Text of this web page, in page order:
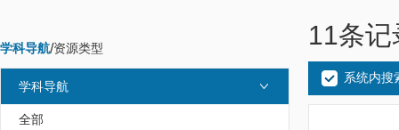
学科导航/资源类型
学科导航
全部
11条记
系统内搜